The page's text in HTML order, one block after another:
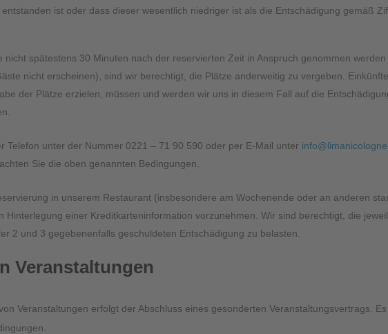
ist oder dass dieser wesentlich niedriger ist als die Entschädigung gemäß
nicht spätestens 30 Minuten nach der reservierten Zeit in Anspruch genommen werden
nicht erscheinen), sind wir berechtigt, die Plätze anderweitig zu vergeben.
der Plätze erzielen, müssen und werden wir uns in diesem Fall auf die
Telefon unter der Nummer 0221 – 71 90 590 oder per E-Mail unter
Sie die oben genannten Bedingungen.
in unserem Restaurant (insbesondere am Wochenende oder an anderen
Hinterlegung einer Kreditkarteninformation vorzunehmen. Wir sind berechtigt, die
2 und 3 gegebenenfalls geschuldeten Entschädigung zu belasten.
Veranstaltungen
Veranstaltungen erfolgt der Abschluss eines gesonderten Veranstaltungsvertrags. Es